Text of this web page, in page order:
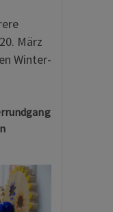
März
Winter-